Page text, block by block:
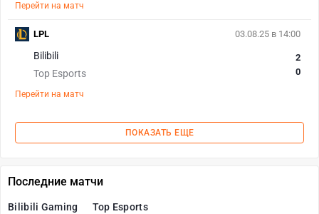
Перейти на матч
03.08.25 в 14:00
Bilibili
Top Esports
2
0
Перейти на матч
LPL
ПОКАЗАТЬ ЕЩЕ
Последние матчи
Bilibili Gaming Top Esports